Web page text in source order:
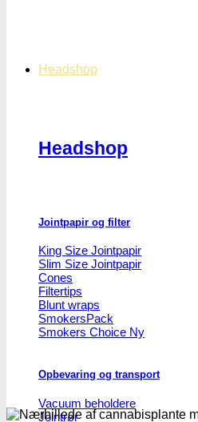
Headshop
Headshop
Jointpapir og filter
King Size Jointpapir
Slim Size Jointpapir
Cones
Filtertips
Blunt wraps
SmokersPack
Smokers Choice
Opbevaring og transport
Vacuum beholdere
Jointrør